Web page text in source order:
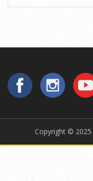
Copyright © 2025